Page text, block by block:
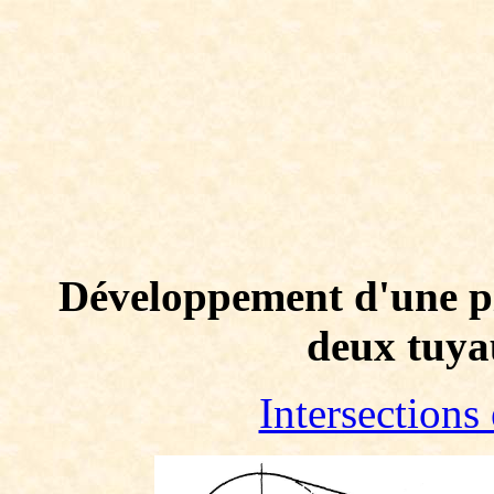
Développement d'une
deux
Intersections